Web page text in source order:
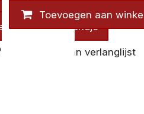
Toevoegen aan verlanglijst
aan winkelmandje
Toevoegen aan